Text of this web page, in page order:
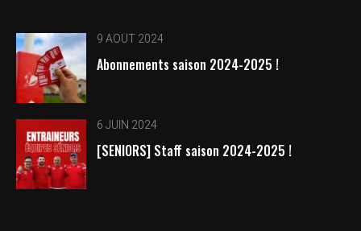
9 AOÛT 2024
Abonnements saison 2024-2025 !
6 JUIN 2024
[SENIORS] Staff saison 2024-2025 !